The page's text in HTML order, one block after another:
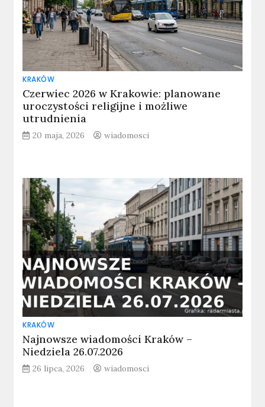
KRAKÓW
Czerwiec 2026 w Krakowie: planowane
uroczystości religijne i możliwe
utrudnienia
20 maja, 2026 wiadomosci
KRAKÓW
Najnowsze wiadomości Kraków –
Niedziela 26.07.2026
26 lipca, 2026 wiadomosci